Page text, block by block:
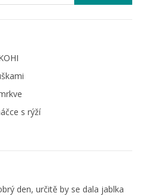
s rýží
den, určitě by se dala jablka